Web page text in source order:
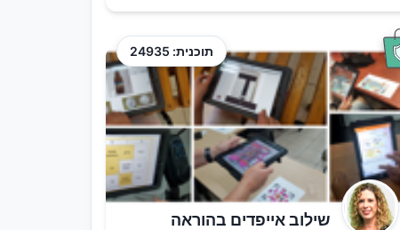
תוכנית: 24935
שילוב אייפדים בהוראה